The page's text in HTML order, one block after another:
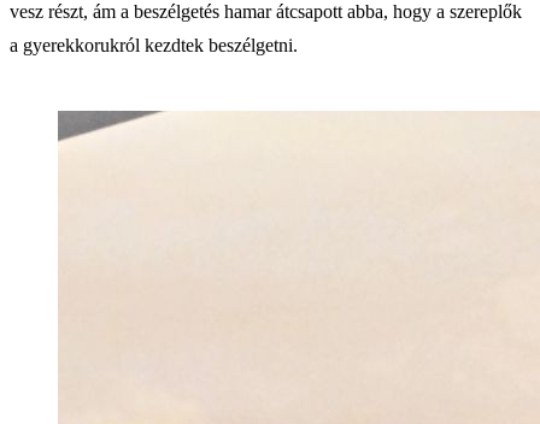
vesz részt, ám a beszélgetés hamar átcsapott abba, hogy a szereplők
a gyerekkorukról kezdtek beszélgetni.